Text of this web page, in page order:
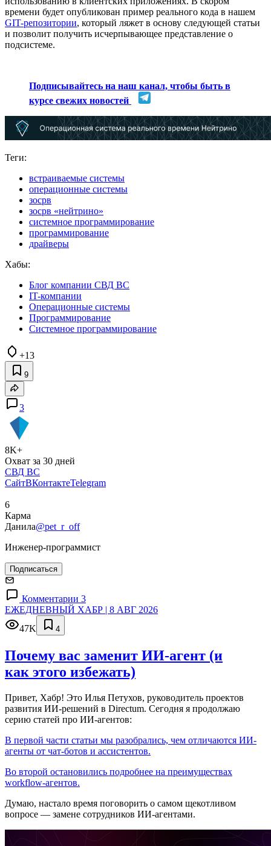
времени будет опубликован пример реального кода в нашем
GIT-репозитории, который ляжет в основу следующей статьи
и позволит получить исчерпывающее представление о
подсистеме.
Подписывайтесь на наш канал, чтобы быть в
курсе свежих новостей
Теги:
встраиваемые системы
операционные системы
зосрв
зосрв «нейтрино»
системное программирование
программирование
драйверы
Хабы:
Блог компании СВД ВС
IT-компании
Операционные системы
Программирование
Системное программирование
+13
9
3
8K+
Охват за 30 дней
СВД ВС
СайтВКонтактеTelegram
6
Карма
Данила@pet_r_off
Инженер-программист
Подписаться
Комментарии 3
ЕЖЕДНЕВНЫЙ ХАБР | 8 АВГ 2026
47K
4
Почему вас заменит ИИ‑агент (и
как этого избежать)
Привет, Хабр! Это Илья Петухов, руководитель проектов
развития ИИ-решений в Directum. Сегодня я продолжаю
серию статей про ИИ-агентов:
В первой части статьи мы разобрались, чем отличаются ИИ-
агенты от чат-ботов и ассистентов.
Во второй остановились подробнее на преимуществах
workflow-агентов.
Думаю, настало время поговорить о самом щекотливом
вопросе — замене сотрудников ИИ-агентами.